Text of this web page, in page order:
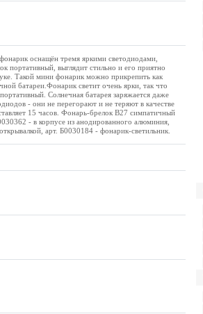
оснащён тремя яркими светодиодами,
портативный, выглядит стильно и его приятно
Такой мини фонарик можно прикрепить как
батареи.Фонарик светит очень ярки, так что
Солнечная батарея заряжается даже
- они не перегорают и не теряют в качестве
15 часов. Фонарь-брелок B27 симпатичный
- в корпусе из анодированного алюминия,
арт. Б0030184 - фонарик-светильник.